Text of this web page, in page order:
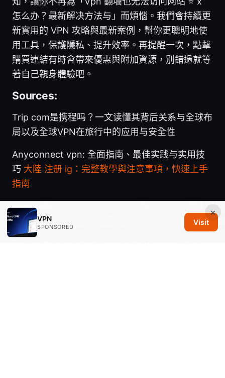
怎么办？最新解决方法与」而煩惱。我們會持續更
新實用的 VPN 攻略與最新案例，幫你更聰明地使
用工具，保護隱私、提升效率。再提醒一次，點擊
購買連結有時會帶來優惠與附加資源，別錯過就等
著自己親身體驗吧。
Sources:
Trip com是携程吗？一文读懂其背后关系与全球布
局以及全球VPN在旅行中的应用与安全性
Anyconnect vpn: 全面指南、最佳实践与实用技
巧 大陸 注册 ig：完整教學與注意事項，快速上手
指南
Les meilleurs routeurs compatibles OpenVPN
et WireGuard pour Linux expliqués
×
VPN
SPONSORED
Visit